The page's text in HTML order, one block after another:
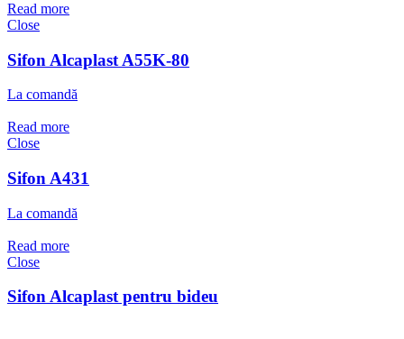
Read more
Close
Sifon Alcaplast A55K-80
La comandă
Read more
Close
Sifon A431
La comandă
Read more
Close
Sifon Alcaplast pentru bideu